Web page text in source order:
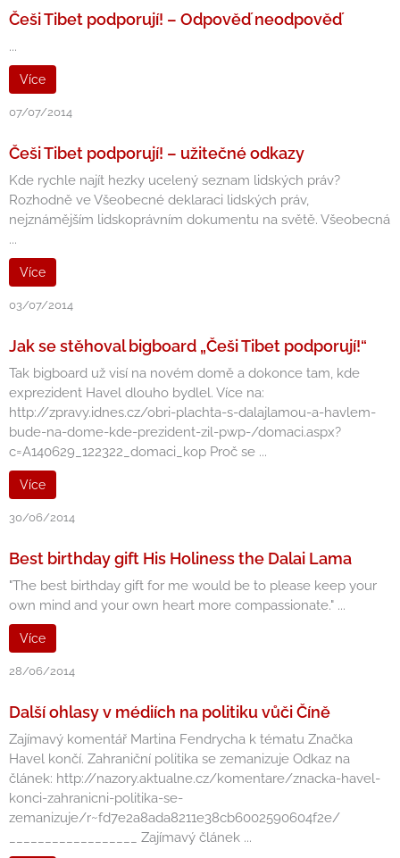
Češi Tibet podporují! – Odpověď neodpověď
...
Více
07/07/2014
Češi Tibet podporují! – užitečné odkazy
Kde rychle najít hezky ucelený seznam lidských práv?
Rozhodně ve Všeobecné deklaraci lidských práv,
nejznámějším lidskoprávním dokumentu na světě. Všeobecná
...
Více
03/07/2014
Jak se stěhoval bigboard „Češi Tibet podporují!“
Tak bigboard už visí na novém domě a dokonce tam, kde
exprezident Havel dlouho bydlel. Více na:
http://zpravy.idnes.cz/obri-plachta-s-dalajlamou-a-havlem-
bude-na-dome-kde-prezident-zil-pwp-/domaci.aspx?
c=A140629_122322_domaci_kop Proč se ...
Více
30/06/2014
Best birthday gift His Holiness the Dalai Lama
"The best birthday gift for me would be to please keep your
own mind and your own heart more compassionate." ...
Více
28/06/2014
Další ohlasy v médiích na politiku vůči Číně
Zajímavý komentář Martina Fendrycha k tématu Značka
Havel končí. Zahraniční politika se zemanizuje Odkaz na
článek: http://nazory.aktualne.cz/komentare/znacka-havel-
konci-zahranicni-politika-se-
zemanizuje/r~fd7e2a8ada8211e38cb6002590604f2e/
__________________ Zajímavý článek ...